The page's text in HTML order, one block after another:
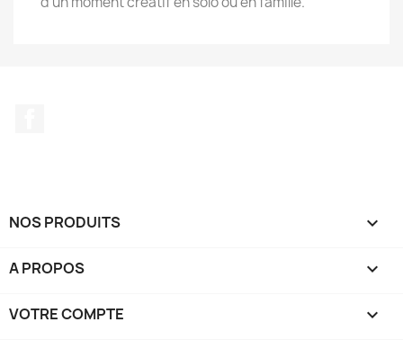
NOS PRODUITS 
A PROPOS 
VOTRE COMPTE 